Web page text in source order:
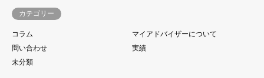
カテゴリー
コラム
マイアドバイザーについて
問い合わせ
実績
未分類